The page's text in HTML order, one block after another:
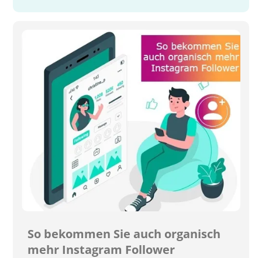
So bekommen Sie auch organisch
mehr Instagram Follower